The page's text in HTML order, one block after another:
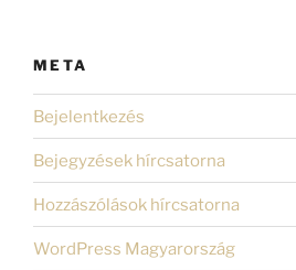
META
Bejelentkezés
Bejegyzések hírcsatorna
Hozzászólások hírcsatorna
WordPress Magyarország